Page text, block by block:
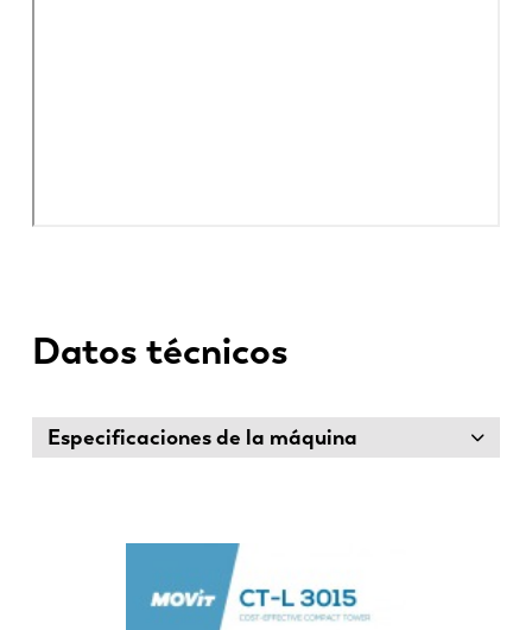
Datos técnicos
Especificaciones de la máquina